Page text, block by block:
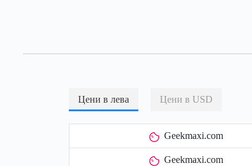
Цени в лева Цени в USD
Geekmaxi.com
Geekmaxi.com